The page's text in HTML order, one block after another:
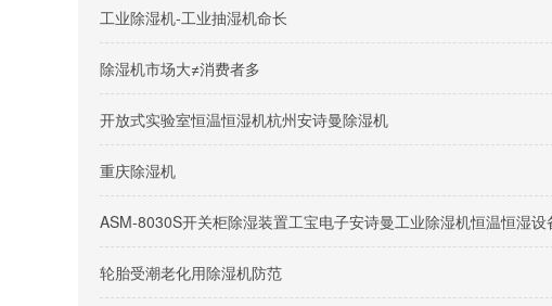
工业除湿机-工业抽湿机命长
除湿机市场大≠消费者多
开放式实验室恒温恒湿机杭州安诗曼除湿机
重庆除湿机
ASM-8030S开关柜除湿装置工宝电子安诗曼工业除湿机恒温恒湿设
轮胎受潮老化用除湿机防范